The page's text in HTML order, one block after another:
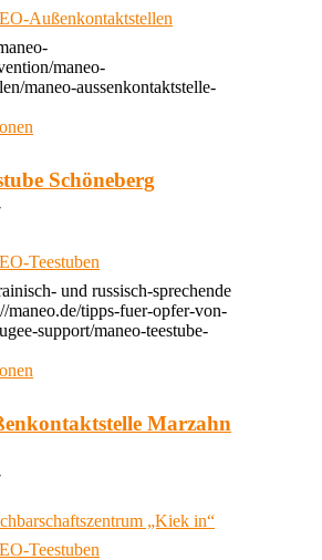
Außenkontaktstellen
maneo-
maneo-aussenkontaktstelle-
Schöneberg
Teestuben
und russisch-sprechende
maneo.de/tipps-fuer-opfer-von-
support/maneo-teestube-
Marzahn
„Kiek in“
Teestuben